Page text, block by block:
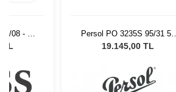
08 - 58
TL
Persol PO 3235S 95/31 55
Unisex Güneş Gözlüğü
19.145,00 TL